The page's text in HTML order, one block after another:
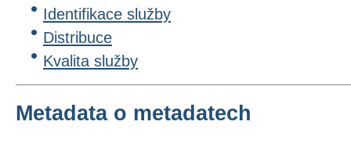
Identifikace služby
Distribuce
Kvalita služby
Metadata o metadatech